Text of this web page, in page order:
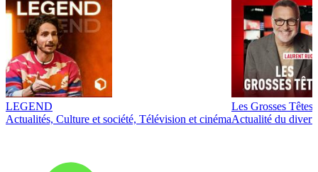
LEGEND
Actualités, Culture et société, Télévision et cinéma
Les Grosses Têtes
Actualité du